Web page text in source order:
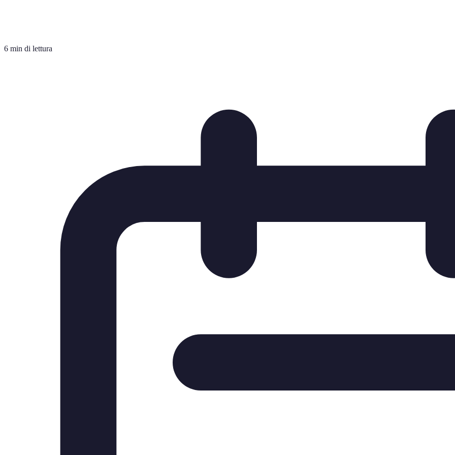
6 min di lettura